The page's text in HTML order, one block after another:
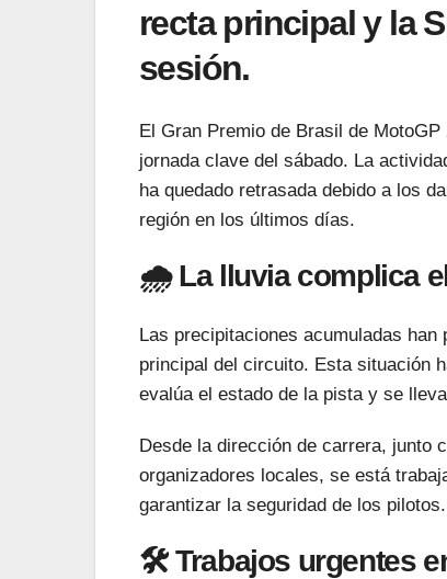
recta principal y la
sesión.
El Gran Premio de Brasil de
jornada clave del sábado. La
ha quedado retrasada debido a los
región en los últimos días.
🌧️ La lluvia complica
Las precipitaciones acumuladas
principal del circuito. Esta situación
evalúa el estado de la pista y se
Desde la dirección de carrera, junto
organizadores locales, se está
garantizar la seguridad de los pilotos.
🛠️ Trabajos urgentes